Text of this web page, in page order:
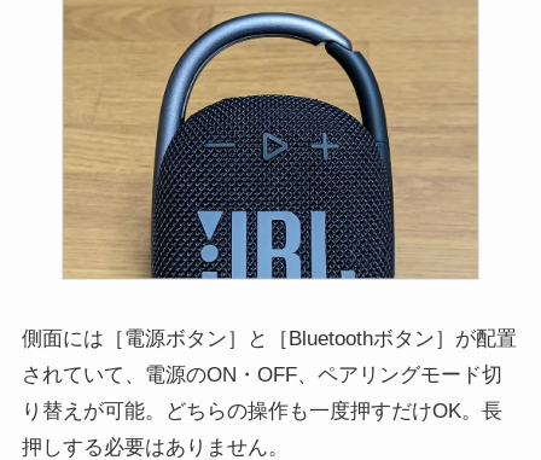
側面には［電源ボタン］と［Bluetoothボタン］が配置
されていて、電源のON・OFF、ペアリングモード切
り替えが可能。どちらの操作も一度押すだけOK。長
押しする必要はありません。